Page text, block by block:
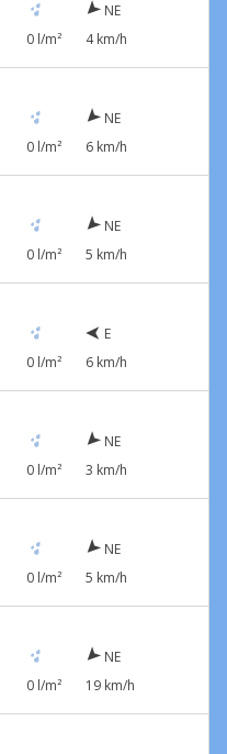
0 l/m²
NE
4 km/h
0 l/m²
NE
6 km/h
0 l/m²
NE
5 km/h
0 l/m²
E
6 km/h
0 l/m²
NE
3 km/h
0 l/m²
NE
5 km/h
0 l/m²
NE
19 km/h